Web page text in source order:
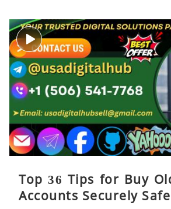
Top 36 Tips for Buy
Accounts Securely